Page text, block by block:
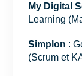
My Digital
Learning
Simplon :
(Scrum et